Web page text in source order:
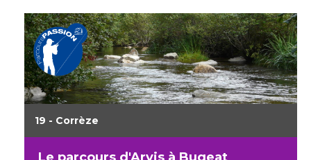
19 - Corrèze